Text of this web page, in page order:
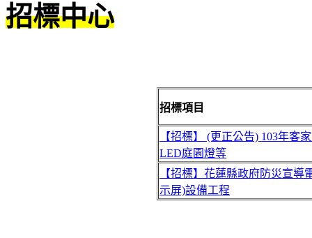
招標中心
招標項目
【招標】 (更正公告) 103年客
LED庭園燈等
【招標】花蓮縣政府防災宣導
示屏)設備工程